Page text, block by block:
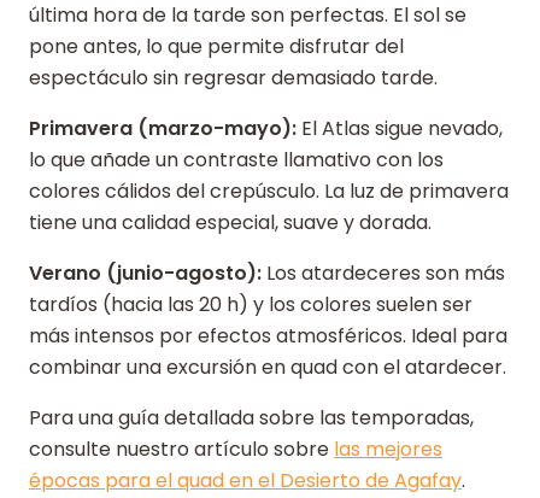
última hora de la tarde son perfectas. El sol se
pone antes, lo que permite disfrutar del
espectáculo sin regresar demasiado tarde.
Primavera (marzo-mayo): El Atlas sigue nevado,
lo que añade un contraste llamativo con los
colores cálidos del crepúsculo. La luz de primavera
tiene una calidad especial, suave y dorada.
Verano (junio-agosto): Los atardeceres son más
tardíos (hacia las 20 h) y los colores suelen ser
más intensos por efectos atmosféricos. Ideal para
combinar una excursión en quad con el atardecer.
Para una guía detallada sobre las temporadas,
consulte nuestro artículo sobre las mejores
épocas para el quad en el Desierto de Agafay.